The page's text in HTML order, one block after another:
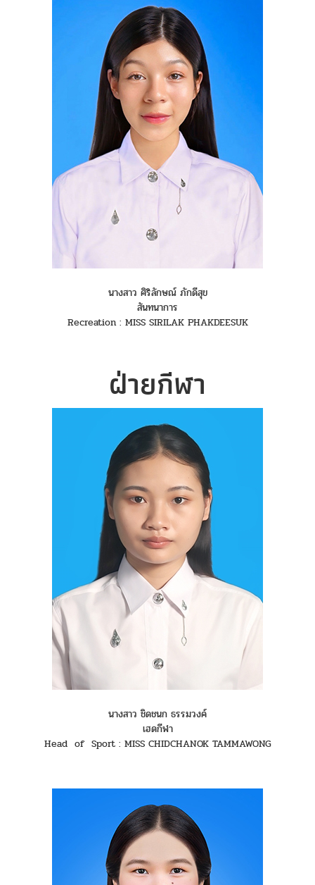
นางสาว ศิริลักษณ์ ภักดีสุข
สันทนาการ
Recreation : MISS SIRILAK PHAKDEESUK
ฝ่ายกีฬา
นางสาว ชิดชนก ธรรมวงค์
เฮดกีฬา
Head of Sport : MISS CHIDCHANOK TAMMAWONG